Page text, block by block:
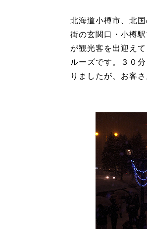
北海道小樽市、北
街の玄関口・小樽
が観光客を出迎え
ルーズです。３０
りましたが、お客